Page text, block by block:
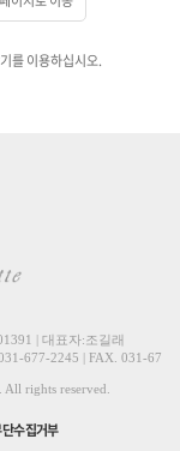
를 이용하십시오.
| 대표자:조길래
677-2245 | FAX. 031-67
rights reserved.
수집거부